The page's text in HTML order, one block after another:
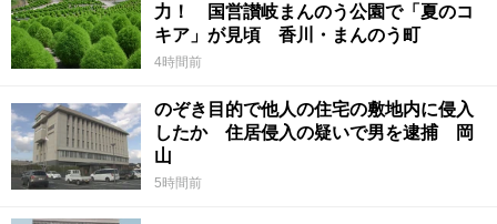
力！ 国営讃岐まんのう公園で「夏のコ
キア」が見頃 香川・まんのう町
4時間前
のぞき目的で他人の住宅の敷地内に侵入
したか 住居侵入の疑いで男を逮捕 岡
山
5時間前